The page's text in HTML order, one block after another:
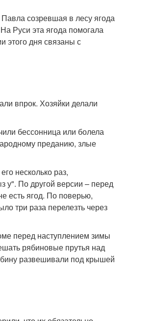
созревшая в лесу ягода
Руси эта ягода помогала
этого дня связаны с
впрок. Хозяйки делали
бессонница или болела
преданию, злые
несколько раз,
у". По другой версии – перед
есть ягод. По поверью,
три раза перелезть через
перед наступлением зимы
рябиновые прутья над
развешивали под крышей